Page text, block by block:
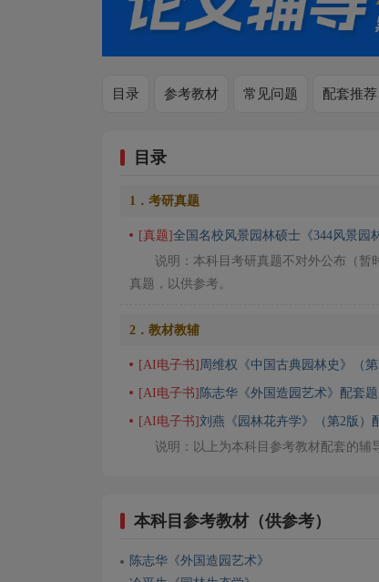
目录 参考教材 常见问题 配套推荐
目录
1．考研真题
[真题]全国名校风景园林硕士《344风景园
说明：本科目考研真题不对外公布（
真题，以供参考。
2．教材教辅
[AI电子书] 周维权《中国古典园林史》（
[AI电子书] 陈志华《外国造园艺术》配套
[AI电子书]刘燕《园林花卉学》（第2版）
说明：以上为本科目参考教材配套的辅
本科目参考教材（供参考）
陈志华《外国造园艺术》